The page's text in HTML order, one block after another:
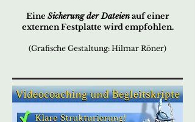
Eine Sicherung der Dateienauf einer
externen Festplatte wird empfohlen.
(Grafische Gestaltung: Hilmar Röner)